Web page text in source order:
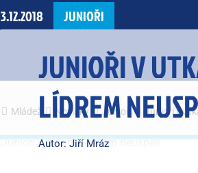
Mládež Novinky Junioři Junioři v
3.12.2018 JUNIOŘI
JUNIOŘI V
LÍDREM
Autor: Jiří Mráz